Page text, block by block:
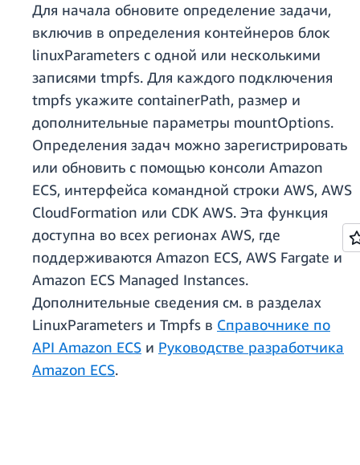
Для начала обновите определение задачи,
включив в определения контейнеров блок
linuxParameters с одной или несколькими
записями tmpfs. Для каждого подключения
tmpfs укажите containerPath, размер и
дополнительные параметры mountOptions.
Определения задач можно зарегистрировать
или обновить с помощью консоли Amazon
ECS, интерфейса командной строки AWS, AWS
CloudFormation или CDK AWS. Эта функция
доступна во всех регионах AWS, где
поддерживаются Amazon ECS, AWS Fargate и
Amazon ECS Managed Instances.
Дополнительные сведения см. в разделах
LinuxParameters и Tmpfs в Справочнике по
API Amazon ECS и Руководстве разработчика
Amazon ECS.